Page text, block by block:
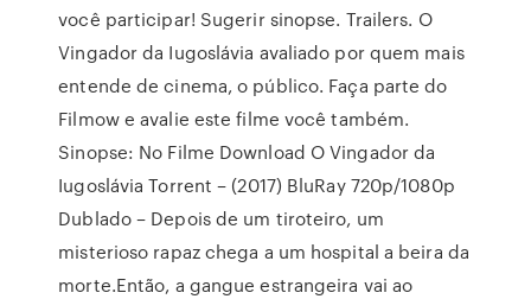
você participar! Sugerir sinopse. Trailers. O
Vingador da Iugoslávia avaliado por quem mais
entende de cinema, o público. Faça parte do
Filmow e avalie este filme você também.
Sinopse: No Filme Download O Vingador da
Iugoslávia Torrent – (2017) BluRay 720p/1080p
Dublado – Depois de um tiroteiro, um
misterioso rapaz chega a um hospital a beira da
morte.Então, a gangue estrangeira vai ao